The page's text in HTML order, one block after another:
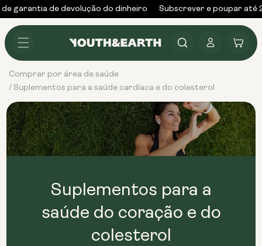
para o
conteúdo
garantia de devolução do dinheiro Subscrever e poupar até
sessão
Carrinho
Comprar por área de saúde
/ Suplementos para a saúde cardíaca e do colesterol
Suplementos para a
saúde do coração e do
colesterol